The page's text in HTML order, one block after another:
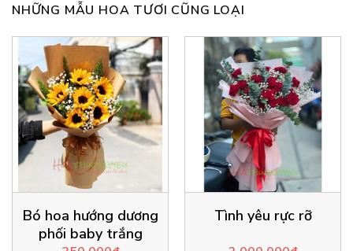
NHỮNG MẪU HOA TƯƠI CŨNG LOẠI
Bó hoa hướng dương
phối baby trắng
Tình yêu rực rỡ